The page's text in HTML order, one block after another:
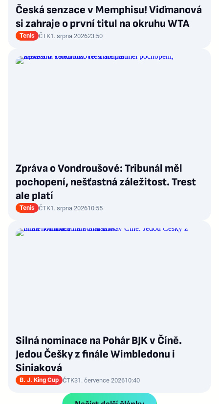
Česká senzace v Memphisu! Viďmanová
si zahraje o první titul na okruhu WTA
Tenis ČTK1. srpna 202623:50
Zpráva o Vondroušové: Tribunál měl
pochopení, nešťastná záležitost. Trest
ale platí
Tenis ČTK1. srpna 202610:55
Silná nominace na Pohár BJK v Číně.
Jedou Češky z finále Wimbledonu i
Siniaková
B. J. King Cup ČTK31. července 202610:40